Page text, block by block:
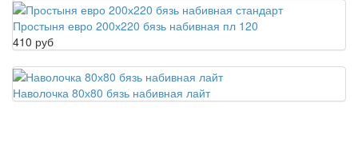
Простыня евро 200х220 бязь набивная пл 120
410 руб
Наволочка 80х80 бязь набивная лайт